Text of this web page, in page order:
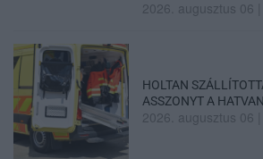
2026. augusztus 06
HOLTAN
ASSZONYT A
2026. augusztus 06